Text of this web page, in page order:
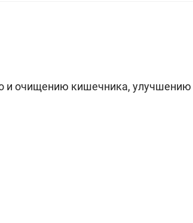
и очищению кишечника, улучшению